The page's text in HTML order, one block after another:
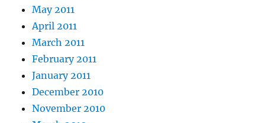
May 2011
April 2011
March 2011
February 2011
January 2011
December 2010
November 2010